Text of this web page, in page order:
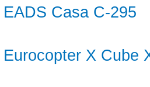
EADS Casa C-295
Eurocopter X Cube